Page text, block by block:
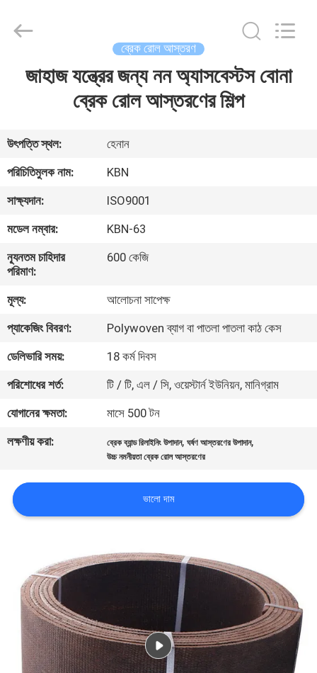
বাড়ি
আমাদের
সম্পর্কে
কারখানা
ভ্রমণ
মান
নিয়ন্ত্রণ
যোগাযোগ
করুন
উদ্ধৃতির
আবেদন
ম্যাপ
PRIVACY
POLICY
ব্রেক রোল আস্তরণ
জাহাজ যন্ত্রের জন্য নন অ্যাসবেস্টস বোনা
ব্রেক রোল আস্তরণের শিল্প
উৎপত্তি স্থল:
হেনান
পরিচিতিমুলক নাম:
KBN
সাক্ষ্যদান:
ISO9001
মডেল নম্বার:
KBN-63
ন্যূনতম চাহিদার
পরিমাণ:
600 কেজি
মূল্য:
আলোচনা সাপেক্ষ
প্যাকেজিং বিবরণ:
Polywoven ব্যাগ বা পাতলা পাতলা কাঠ কেস
ডেলিভারি সময়:
18 কর্ম দিবস
পরিশোধের শর্ত:
টি / টি, এল / সি, ওয়েস্টার্ন ইউনিয়ন, মানিগ্রাম
যোগানের ক্ষমতা:
মাসে 500 টন
লক্ষণীয় করা:
ব্রেক ব্যান্ড রিলাইনিং উপাদান,ঘর্ষণ আস্তরণের উপাদান,
উচ্চ নমনীয়তা ব্রেক রোল আস্তরণের
ভালো দাম